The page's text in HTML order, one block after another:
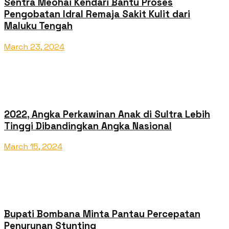
Pengobatan Idral Remaja Sakit Kulit dari
Maluku Tengah
March 23, 2024
2022, Angka Perkawinan Anak di Sultra Lebih
Tinggi Dibandingkan Angka Nasional
March 15, 2024
Bupati Bombana Minta Pantau Percepatan
Penurunan Stunting